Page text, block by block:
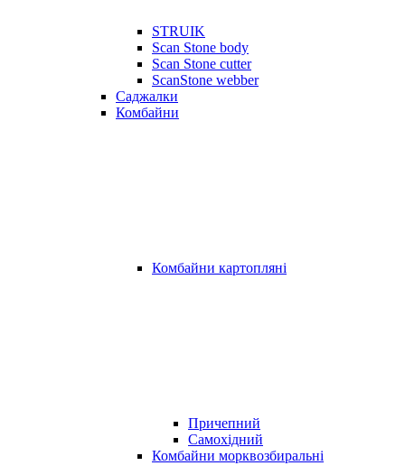
STRUIK
Scan Stone body
Scan Stone cutter
ScanStone webber
Саджалки
Комбайни
Комбайни картопляні
Причепний
Самохідний
Комбайни морквозбиральні